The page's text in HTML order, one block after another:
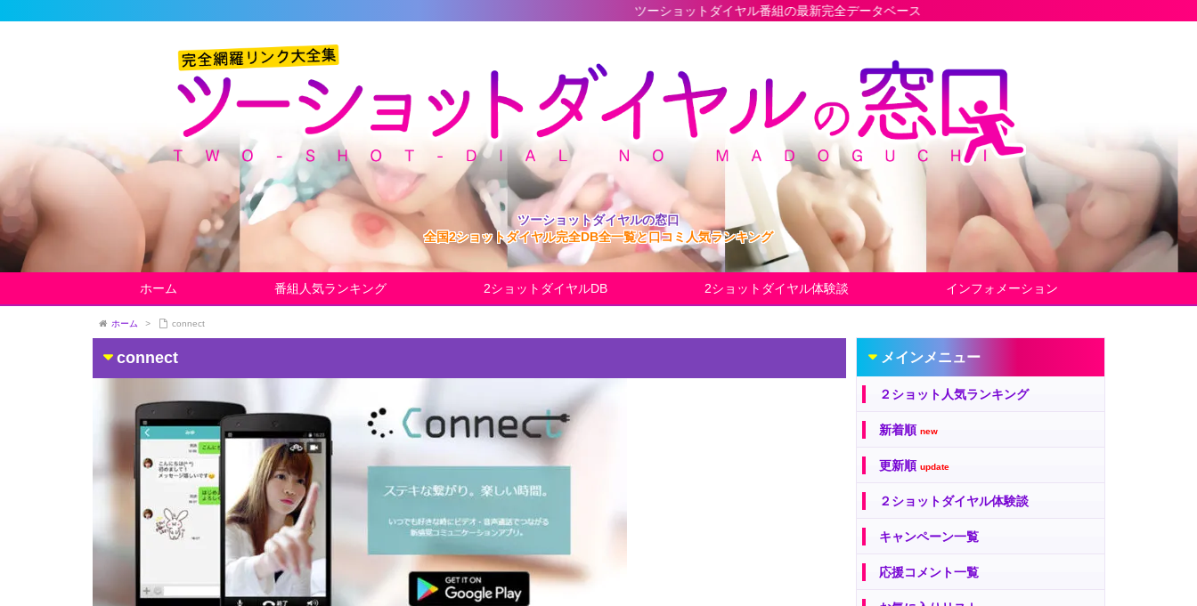
ツーショットダイヤル番組の最新完全データベース
ツーショットダイヤルの窓口
全国2ショットダイヤル完全DB全一覧と口コミ人気ランキング
ホーム 番組人気ランキング 2ショットダイヤルDB 2ショットダイヤル体験談 インフォメーション
ホーム > connect
connect メインメニュー
２ショット人気ランキング
新着順 new
更新順 update
２ショットダイヤル体験談
キャンペーン一覧
応援コメント一覧